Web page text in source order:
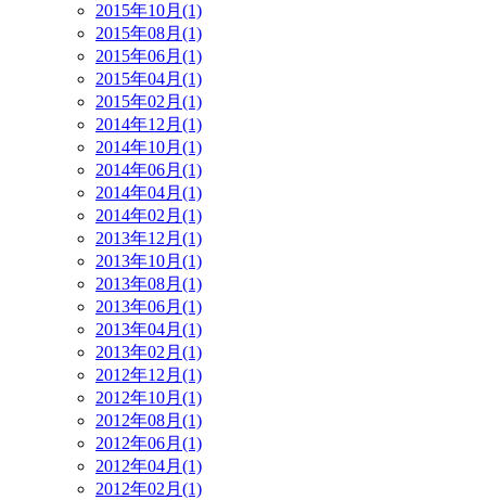
2015年10月(1)
2015年08月(1)
2015年06月(1)
2015年04月(1)
2015年02月(1)
2014年12月(1)
2014年10月(1)
2014年06月(1)
2014年04月(1)
2014年02月(1)
2013年12月(1)
2013年10月(1)
2013年08月(1)
2013年06月(1)
2013年04月(1)
2013年02月(1)
2012年12月(1)
2012年10月(1)
2012年08月(1)
2012年06月(1)
2012年04月(1)
2012年02月(1)